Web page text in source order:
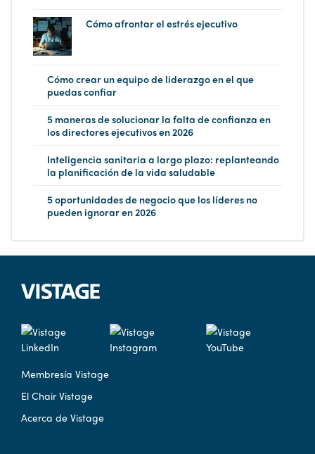
Cómo afrontar el estrés ejecutivo
Cómo crear un equipo de liderazgo en el que
puedas confiar
5 maneras de solucionar la falta de confianza en
los directores ejecutivos en 2026
Inteligencia sanitaria a largo plazo: replanteando
la planificación de la vida saludable
5 oportunidades de negocio que los líderes no
pueden ignorar en 2026
Membresía Vistage
El Chair Vistage
Acerca de Vistage